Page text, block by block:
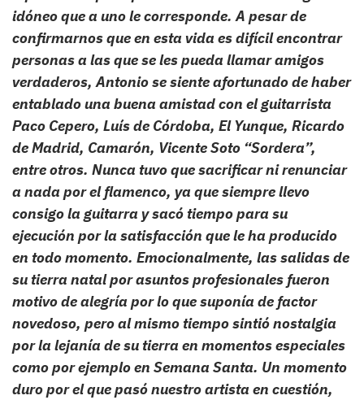
idóneo que a uno le corresponde. A pesar de
confirmarnos que en esta vida es difícil encontrar
personas a las que se les pueda llamar amigos
verdaderos, Antonio se siente afortunado de haber
entablado una buena amistad con el guitarrista
Paco Cepero, Luís de Córdoba, El Yunque, Ricardo
de Madrid, Camarón, Vicente Soto “Sordera”,
entre otros. Nunca tuvo que sacrificar ni renunciar
a nada por el flamenco, ya que siempre llevo
consigo la guitarra y sacó tiempo para su
ejecución por la satisfacción que le ha producido
en todo momento. Emocionalmente, las salidas de
su tierra natal por asuntos profesionales fueron
motivo de alegría por lo que suponía de factor
novedoso, pero al mismo tiempo sintió nostalgia
por la lejanía de su tierra en momentos especiales
como por ejemplo en Semana Santa. Un momento
duro por el que pasó nuestro artista en cuestión,